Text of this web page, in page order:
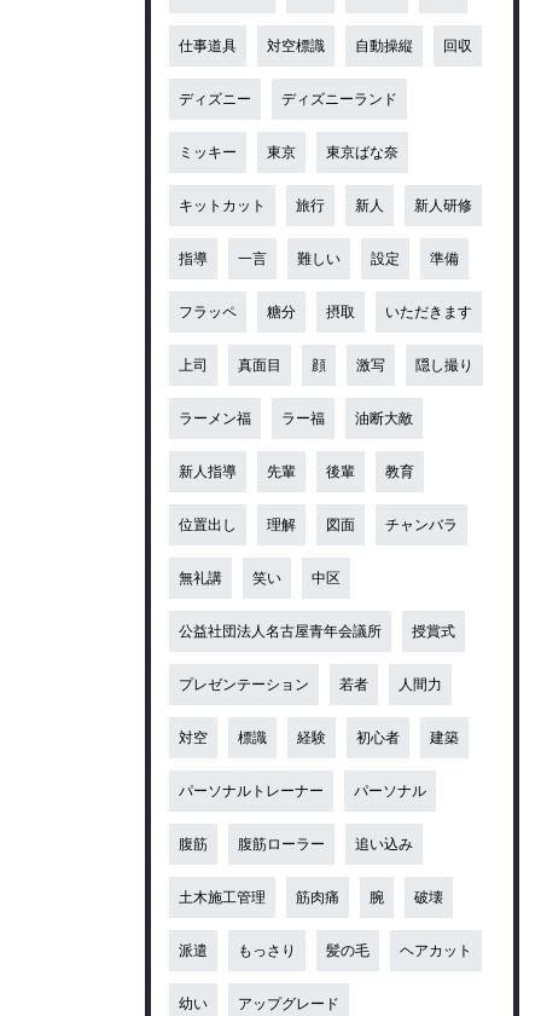
仕事道具 対空標識 自動操縦 回収
ディズニー ディズニーランド
ミッキー 東京 東京ばな奈
キットカット 旅行 新人 新人研修
指導 一言 難しい 設定 準備
フラッペ 糖分 摂取 いただきます
上司 真面目 顔 激写 隠し撮り
ラーメン福 ラー福 油断大敵
新人指導 先輩 後輩 教育
位置出し 理解 図面 チャンバラ
無礼講 笑い 中区
公益社団法人名古屋青年会議所 授賞式
プレゼンテーション 若者 人間力
対空 標識 経験 初心者 建築
パーソナルトレーナー パーソナル
腹筋 腹筋ローラー 追い込み
土木施工管理 筋肉痛 腕 破壊
派遣 もっさり 髪の毛 ヘアカット
幼い アップグレード